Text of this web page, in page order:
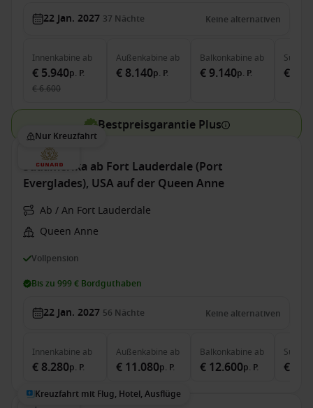
22 Jan. 2027 37 Nächte Keine alternativen
Innenkabine ab
€ 5.940p. P.
€ 6.600
Außenkabine ab
€ 8.140p. P.
Balkonkabine ab
€ 9.140p. P.
Suite
€
Bestpreisgarantie Plus
Nur Kreuzfahrt
Südamerika ab Fort Lauderdale (Port
Everglades), USA auf der Queen Anne
Ab / An Fort Lauderdale
Queen Anne
Vollpension
Bis zu 999 € Bordguthaben
22 Jan. 2027 56 Nächte Keine alternativen
Innenkabine ab
€ 8.280p. P.
Außenkabine ab
€ 11.080p. P.
Balkonkabine ab
€ 12.600p. P.
Suite
€
Kreuzfahrt mit Flug, Hotel, Ausflüge